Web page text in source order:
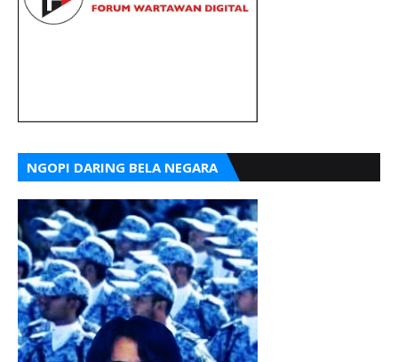
NGOPI DARING BELA NEGARA